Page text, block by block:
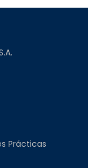
Prácticas